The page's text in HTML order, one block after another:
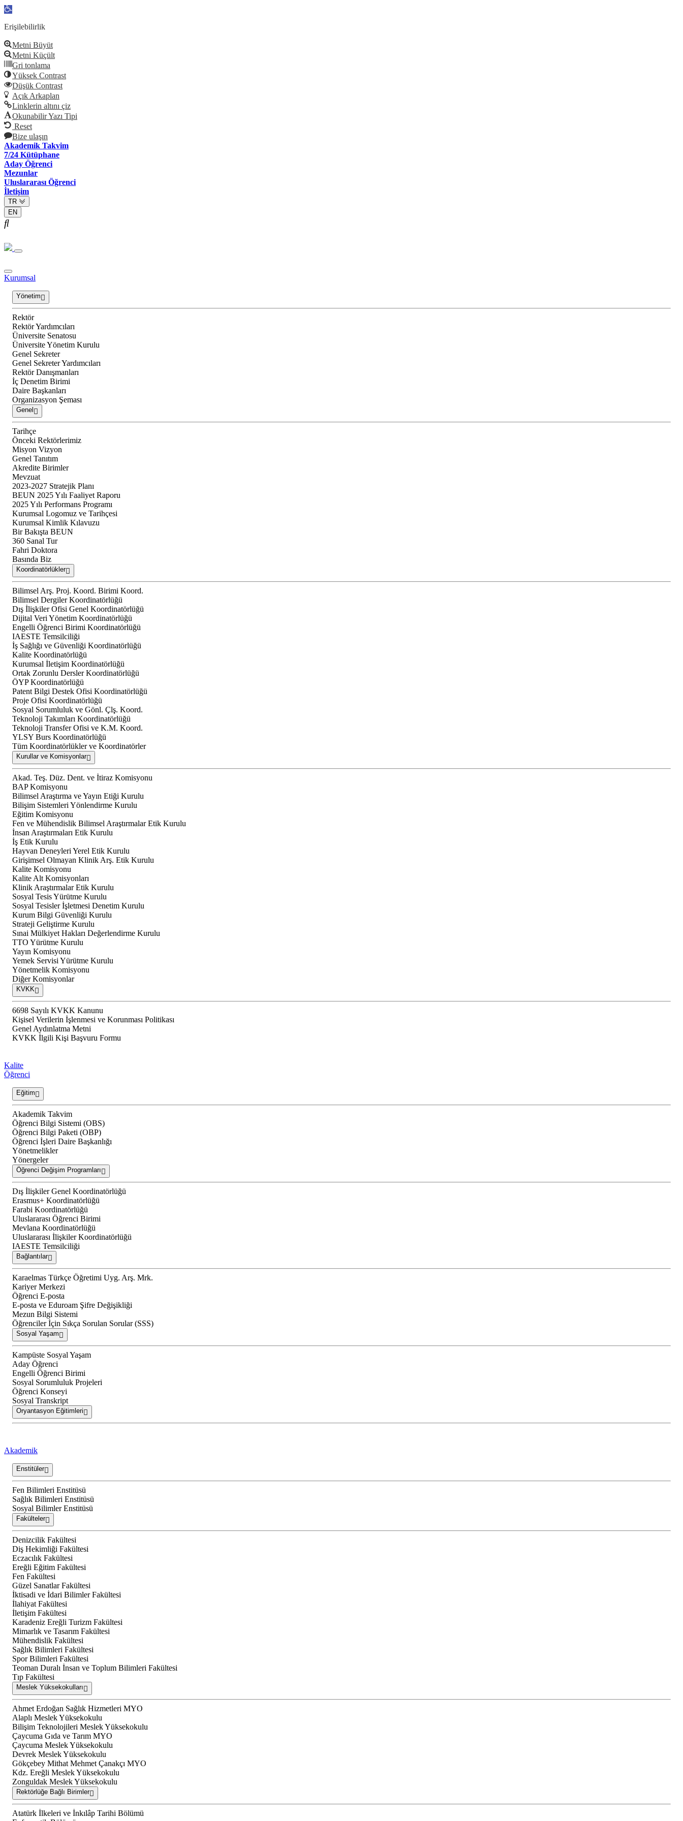
Open
Erişilebilirlik
Metni Büyüt
Metni Küçült
Gri tonlama
Yüksek Contrast
Düşük Contrast
Açık Arkaplan
Linklerin altını çiz
Okunabilir Yazı Tipi
Reset
Bize ulaşın
Akademik Takvim
7/24 Kütüphane
Aday Öğrenci
Mezunlar
Uluslararası Öğrenci
İletişim
TR
EN
Kurumsal
Yönetim
Rektör
Rektör Yardımcıları
Üniversite Senatosu
Üniversite Yönetim Kurulu
Genel Sekreter
Genel Sekreter Yardımcıları
Rektör Danışmanları
İç Denetim Birimi
Daire Başkanları
Organizasyon Şeması
Genel
Tarihçe
Önceki Rektörlerimiz
Misyon Vizyon
Genel Tanıtım
Akredite Birimler
Mevzuat
2023-2027 Stratejik Planı
BEUN 2025 Yılı Faaliyet Raporu
2025 Yılı Performans Programı
Kurumsal Logomuz ve Tarihçesi
Kurumsal Kimlik Kılavuzu
Bir Bakışta BEUN
360 Sanal Tur
Fahri Doktora
Basında Biz
Koordinatörlükler
Bilimsel Arş. Proj. Koord. Birimi Koord.
Bilimsel Dergiler Koordinatörlüğü
Dış İlişkiler Ofisi Genel Koordinatörlüğü
Dijital Veri Yönetim Koordinatörlüğü
Engelli Öğrenci Birimi Koordinatörlüğü
IAESTE Temsilciliği
İş Sağlığı ve Güvenliği Koordinatörlüğü
Kalite Koordinatörlüğü
Kurumsal İletişim Koordinatörlüğü
Ortak Zorunlu Dersler Koordinatörlüğü
ÖYP Koordinatörlüğü
Patent Bilgi Destek Ofisi Koordinatörlüğü
Proje Ofisi Koordinatörlüğü
Sosyal Sorumluluk ve Gönl. Çlş. Koord.
Teknoloji Takımları Koordinatörlüğü
Teknoloji Transfer Ofisi ve K.M. Koord.
YLSY Burs Koordinatörlüğü
Tüm Koordinatörlükler ve Koordinatörler
Kurullar ve Komisyonlar
Akad. Teş. Düz. Dent. ve İtiraz Komisyonu
BAP Komisyonu
Bilimsel Araştırma ve Yayın Etiği Kurulu
Bilişim Sistemleri Yönlendirme Kurulu
Eğitim Komisyonu
Fen ve Mühendislik Bilimsel Araştırmalar Etik Kurulu
İnsan Araştırmaları Etik Kurulu
İş Etik Kurulu
Hayvan Deneyleri Yerel Etik Kurulu
Girişimsel Olmayan Klinik Arş. Etik Kurulu
Kalite Komisyonu
Kalite Alt Komisyonları
Klinik Araştırmalar Etik Kurulu
Sosyal Tesis Yürütme Kurulu
Sosyal Tesisler İşletmesi Denetim Kurulu
Kurum Bilgi Güvenliği Kurulu
Strateji Geliştirme Kurulu
Sınai Mülkiyet Hakları Değerlendirme Kurulu
TTO Yürütme Kurulu
Yayın Komisyonu
Yemek Servisi Yürütme Kurulu
Yönetmelik Komisyonu
Diğer Komisyonlar
KVKK
6698 Sayılı KVKK Kanunu
Kişisel Verilerin İşlenmesi ve Korunması Politikası
Genel Aydınlatma Metni
KVKK İlgili Kişi Başvuru Formu
Kalite
Öğrenci
Eğitim
Akademik Takvim
Öğrenci Bilgi Sistemi (OBS)
Öğrenci Bilgi Paketi (OBP)
Öğrenci İşleri Daire Başkanlığı
Yönetmelikler
Yönergeler
Öğrenci Değişim Programları
Dış İlişkiler Genel Koordinatörlüğü
Erasmus+ Koordinatörlüğü
Farabi Koordinatörlüğü
Uluslararası Öğrenci Birimi
Mevlana Koordinatörlüğü
Uluslararası İlişkiler Koordinatörlüğü
IAESTE Temsilciliği
Bağlantılar
Karaelmas Türkçe Öğretimi Uyg. Arş. Mrk.
Kariyer Merkezi
Öğrenci E-posta
E-posta ve Eduroam Şifre Değişikliği
Mezun Bilgi Sistemi
Öğrenciler İçin Sıkça Sorulan Sorular (SSS)
Sosyal Yaşam
Kampüste Sosyal Yaşam
Aday Öğrenci
Engelli Öğrenci Birimi
Sosyal Sorumluluk Projeleri
Öğrenci Konseyi
Sosyal Transkript
Oryantasyon Eğitimleri
Akademik
Enstitüler
Fen Bilimleri Enstitüsü
Sağlık Bilimleri Enstitüsü
Sosyal Bilimler Enstitüsü
Fakülteler
Denizcilik Fakültesi
Diş Hekimliği Fakültesi
Eczacılık Fakültesi
Ereğli Eğitim Fakültesi
Fen Fakültesi
Güzel Sanatlar Fakültesi
İktisadi ve İdari Bilimler Fakültesi
İlahiyat Fakültesi
İletişim Fakültesi
Karadeniz Ereğli Turizm Fakültesi
Mimarlık ve Tasarım Fakültesi
Mühendislik Fakültesi
Sağlık Bilimleri Fakültesi
Spor Bilimleri Fakültesi
Teoman Duralı İnsan ve Toplum Bilimleri Fakültesi
Tıp Fakültesi
Meslek Yüksekokulları
Ahmet Erdoğan Sağlık Hizmetleri MYO
Alaplı Meslek Yüksekokulu
Bilişim Teknolojileri Meslek Yüksekokulu
Çaycuma Gıda ve Tarım MYO
Çaycuma Meslek Yüksekokulu
Devrek Meslek Yüksekokulu
Gökçebey Mithat Mehmet Çanakçı MYO
Kdz. Ereğli Meslek Yüksekokulu
Zonguldak Meslek Yüksekokulu
Rektörlüğe Bağlı Birimler
Atatürk İlkeleri ve İnkılâp Tarihi Bölümü